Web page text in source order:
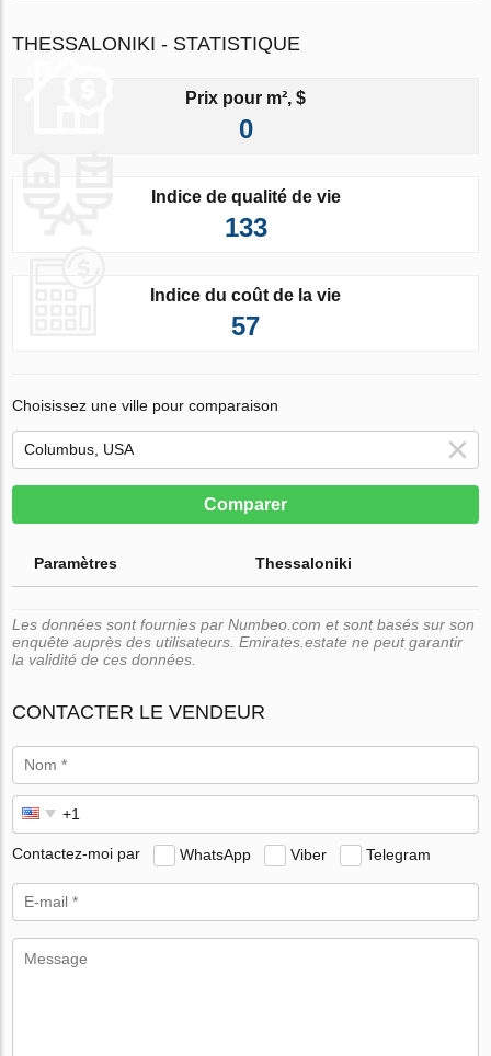
THESSALONIKI - STATISTIQUE
Prix pour m², $
0
Indice de qualité de vie
133
Indice du coût de la vie
57
Choisissez une ville pour comparaison
Comparer
Paramètres Thessaloniki
Les données sont fournies par Numbeo.com et sont basés sur son
enquête auprès des utilisateurs. Emirates.estate ne peut garantir
la validité de ces données.
CONTACTER LE VENDEUR
Contactez-moi par WhatsApp Viber Telegram